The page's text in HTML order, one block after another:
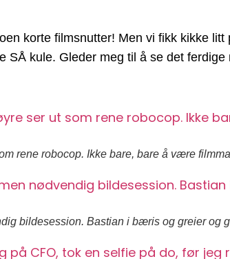
korte filmsnutter! Men vi fikk kikke
SÅ kule. Gleder meg til å se det ferdige
rene robocop. Ikke bare, bare å være
bildesession. Bastian i bæris og greier og